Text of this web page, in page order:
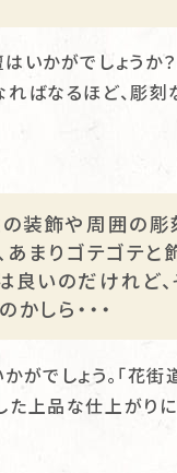
いかがでしょうか
ればなるほど、彫
の装飾や周囲の
あまりゴテゴテ
いのだけれど
しら・・・
がでしょう。「
た上品な仕上がり